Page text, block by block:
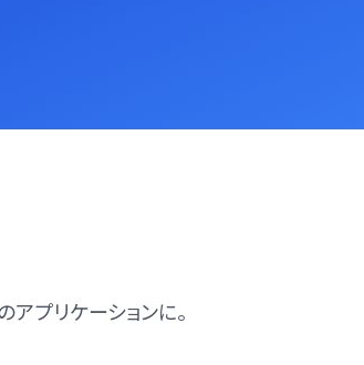
アプリケーションに。